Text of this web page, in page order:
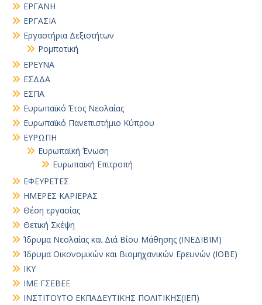
ΕΡΓΑΝΗ
ΕΡΓΑΣΙΑ
Εργαστήρια Δεξιοτήτων
Ρομποτική
ΕΡΕΥΝΑ
ΕΣΔΔΑ
ΕΣΠΑ
Ευρωπαϊκό Έτος Νεολαίας
Ευρωπαϊκό Πανεπιστήμιο Κύπρου
ΕΥΡΩΠΗ
Ευρωπαϊκή Ένωση
Ευρωπαϊκή Επιτροπή
ΕΦΕΥΡΕΤΕΣ
ΗΜΕΡΕΣ ΚΑΡΙΕΡΑΣ
Θέση εργασίας
Θετική Σκέψη
Ίδρυμα Νεολαίας και Διά Βίου Μάθησης (ΙΝΕΔΙΒΙΜ)
Ίδρυμα Οικονομικών και Βιομηχανικών Ερευνών (ΙΟΒΕ)
ΙΚΥ
ΙΜΕ ΓΣΕΒΕΕ
ΙΝΣΤΙΤΟΥΤΟ ΕΚΠΑΔΕΥΤΙΚΗΣ ΠΟΛΙΤΙΚΗΣ(ΙΕΠ)